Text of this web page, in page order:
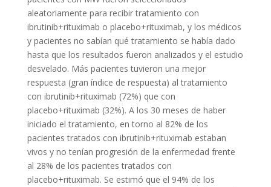
aleatoriamente para recibir tratamiento con
ibrutinib+rituximab o placebo+rituximab, y los médicos
y pacientes no sabían qué tratamiento se había dado
hasta que los resultados fueron analizados y el estudio
desvelado. Más pacientes tuvieron una mejor
respuesta (gran índice de respuesta) al tratamiento
con ibrutinib+rituximab (72%) que con
placebo+rituximab (32%). A los 30 meses de haber
iniciado el tratamiento, en torno al 82% de los
pacientes tratados con ibrutinib+rituximab estaban
vivos y no tenían progresión de la enfermedad frente
al 28% de los pacientes tratados con
placebo+rituximab. Se estimó que el 94% de los